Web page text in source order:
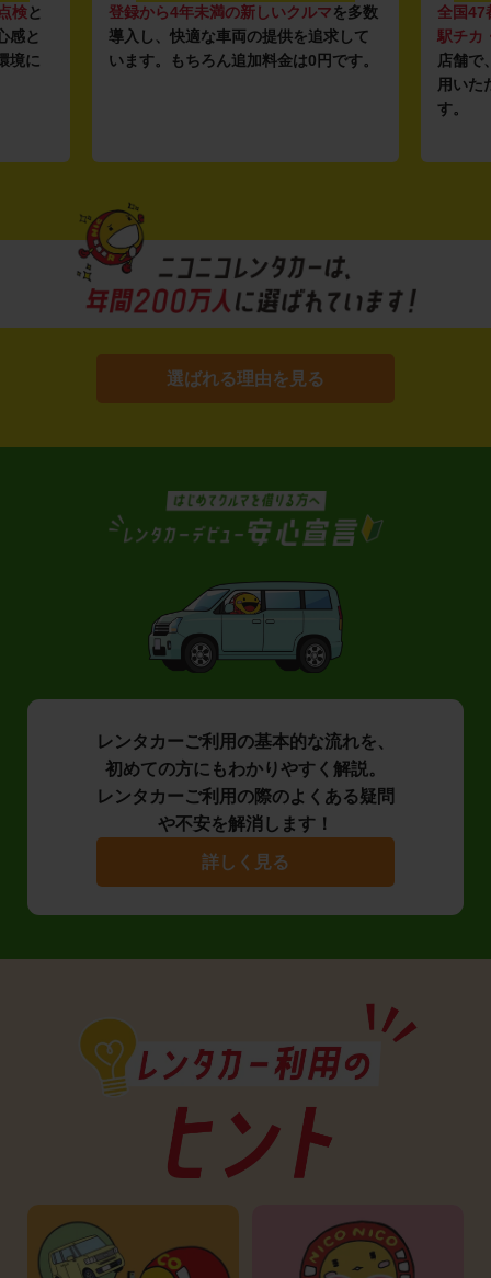
検と
感と
境に
登録から4年未満の新しいクルマを多数
導入し、快適な車両の提供を追求して
います。もちろん追加料金は0円です。
全国47
駅チカ
店舗で
用いた
す。
選ばれる理由を見る
レンタカーご利用の基本的な流れを、
初めての方にもわかりやすく解説。
レンタカーご利用の際のよくある疑問
や不安を解消します！
詳しく見る